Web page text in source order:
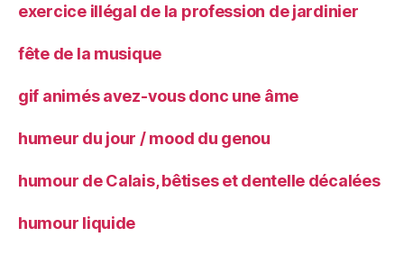
exercice illégal de la profession de jardinier
fête de la musique
gif animés avez-vous donc une âme
humeur du jour / mood du genou
humour de Calais, bêtises et dentelle décalées
humour liquide